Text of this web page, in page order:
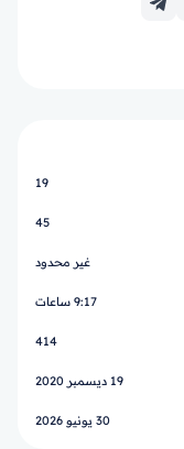
19
45
غير محدود
9:17 ساعات
414
19 ديسمبر 2020
30 يونيو 2026